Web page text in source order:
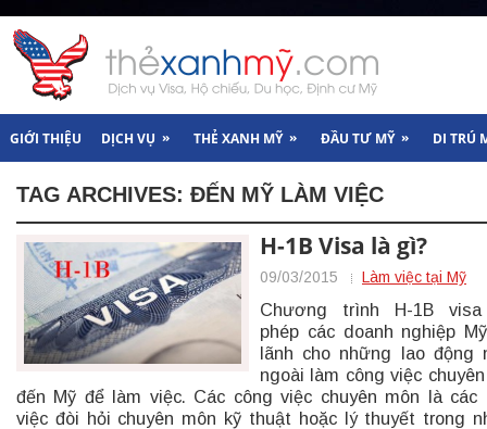
GIỚI THIỆU DỊCH VỤ » THẺ XANH MỸ » ĐẦU TƯ MỸ » DI TRÚ
TAG ARCHIVES: ĐẾN MỸ LÀM VIỆC
H-1B Visa là gì?
09/03/2015 Làm việc tại Mỹ
Chương trình H-1B
phép các doanh nghiệp
lãnh cho những lao động
ngoài làm công việc
đến Mỹ để làm việc. Các công việc chuyên môn là các
việc đòi hỏi chuyên môn kỹ thuật hoặc lý thuyết trong